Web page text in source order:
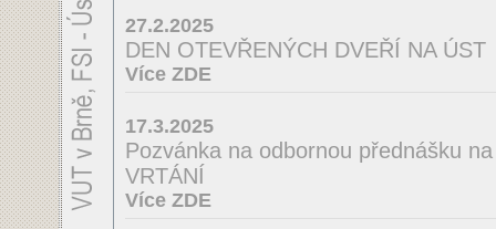
27.2.2025
DEN OTEVŘENÝCH DVEŘÍ NA ÚST
Více ZDE
17.3.2025
Pozvánka na odbornou přednášku
VRTÁNÍ
Více ZDE